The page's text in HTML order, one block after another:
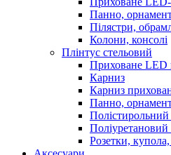
Панно,
Пілястри,
Колони, консолі
Плінтус стельовий
Приховане LED
Карниз
Карниз
Панно,
Розетки, купола,